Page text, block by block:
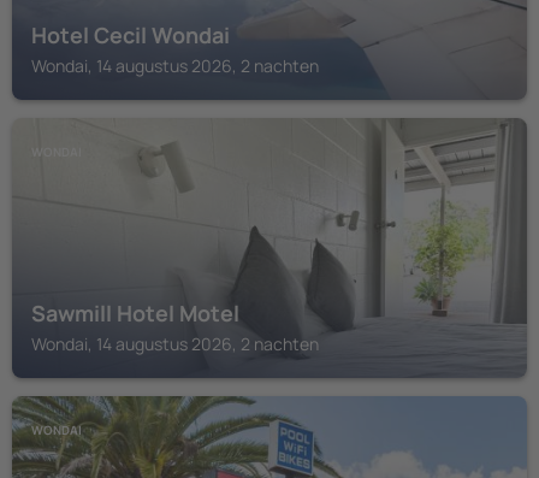
Hotel Cecil Wondai
Wondai, 14 augustus 2026, 2 nachten
WONDAI
Sawmill Hotel Motel
Wondai, 14 augustus 2026, 2 nachten
WONDAI